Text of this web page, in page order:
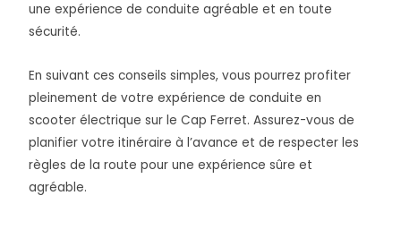
une expérience de conduite agréable et en toute
sécurité.
En suivant ces conseils simples, vous pourrez profiter
pleinement de votre expérience de conduite en
scooter électrique sur le Cap Ferret. Assurez-vous de
planifier votre itinéraire à l’avance et de respecter les
règles de la route pour une expérience sûre et
agréable.